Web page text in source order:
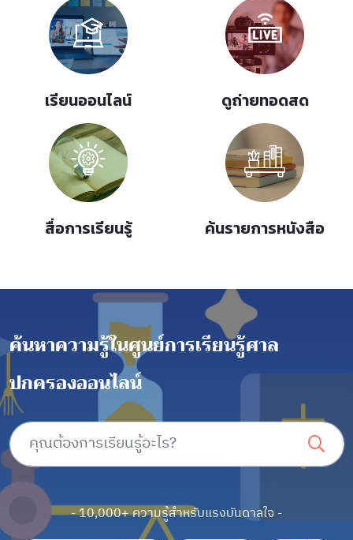
เรียนออนไลน์ ดูถ่ายทอดสด
สื่อการเรียนรู้ ค้นรายการหนังสือ
ค้นหาความรู้ในศูนย์การเรียนรู้ศาล
ปกครองออนไลน์
- 10,000+ ความรู้สำหรับแรงบันดาลใจ -